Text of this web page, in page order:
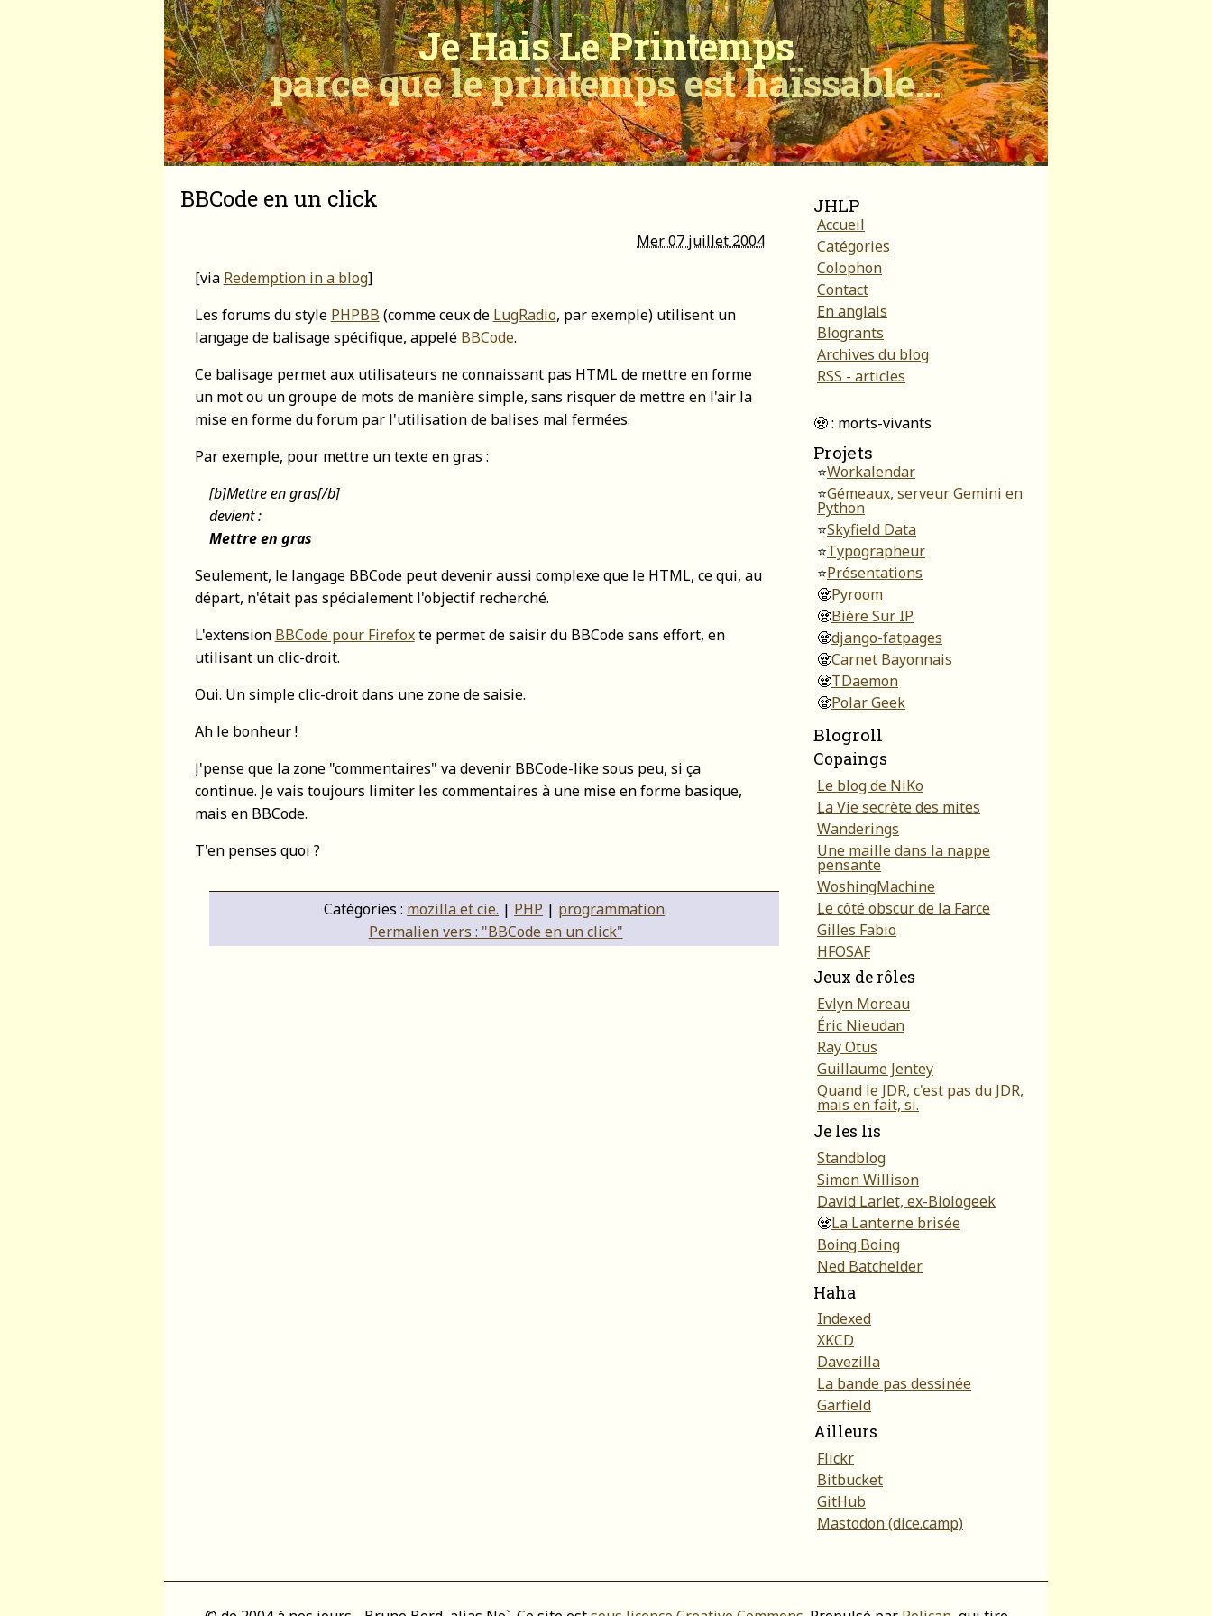
Je Hais Le Printemps
parce que le printemps est haïssable…
BBCode en un click
Mer 07 juillet 2004
[via Redemption in a blog]
Les forums du style PHPBB (comme ceux de LugRadio, par exemple) utilisent un
langage de balisage spécifique, appelé BBCode.
Ce balisage permet aux utilisateurs ne connaissant pas HTML de mettre en forme
un mot ou un groupe de mots de manière simple, sans risquer de mettre en l'air la
mise en forme du forum par l'utilisation de balises mal fermées.
Par exemple, pour mettre un texte en gras :
[b]Mettre en gras[/b]
devient :
Mettre en gras
Seulement, le langage BBCode peut devenir aussi complexe que le HTML, ce qui, au
départ, n'était pas spécialement l'objectif recherché.
L'extension BBCode pour Firefoxte permet de saisir du BBCode sans effort, en
utilisant un clic-droit.
Oui. Un simple clic-droit dans une zone de saisie.
Ah le bonheur !
J'pense que la zone "commentaires" va devenir BBCode-like sous peu, si ça
continue. Je vais toujours limiter les commentaires à une mise en forme basique,
mais en BBCode.
T'en penses quoi ?
Catégories : mozilla et cie. | PHP | programmation.
Permalien vers : "BBCode en un click"
JHLP
Accueil
Catégories
Colophon
Contact
En anglais
Blogrants
Archives du blog
RSS - articles
🧟 : morts-vivants
Projets
⭐Workalendar
⭐Gémeaux, serveur Gemini en
Python
⭐Skyfield Data
⭐Typographeur
⭐Présentations
🧟Pyroom
🧟Bière Sur IP
🧟django-fatpages
🧟Carnet Bayonnais
🧟TDaemon
🧟Polar Geek
Blogroll
Copaings
Le blog de NiKo
La Vie secrète des mites
Wanderings
Une maille dans la nappe
pensante
WoshingMachine
Le côté obscur de la Farce
Gilles Fabio
HFOSAF
Jeux de rôles
Evlyn Moreau
Éric Nieudan
Ray Otus
Guillaume Jentey
Quand le JDR, c'est pas du JDR,
mais en fait, si.
Je les lis
Standblog
Simon Willison
David Larlet, ex-Biologeek
🧟La Lanterne brisée
Boing Boing
Ned Batchelder
Haha
Indexed
XKCD
Davezilla
La bande pas dessinée
Garfield
Ailleurs
Flickr
Bitbucket
GitHub
Mastodon (dice.camp)